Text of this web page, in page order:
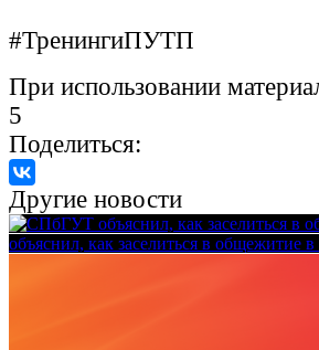
#ТренингиПУТП
При использовании
5
Поделиться:
Другие новости
объяснил, как заселиться в общежитие в